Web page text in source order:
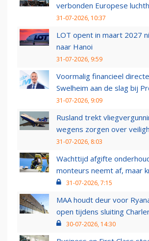
verbonden Europese
31-07-2026, 10:37
LOT opent in maart 2027
naar Hanoi
31-07-2026, 9:59
Voormalig financieel
Swelheim aan de slag bij
31-07-2026, 9:09
Rusland trekt
wegens zorgen over
31-07-2026, 8:03
Wachttijd afgifte
monteurs neemt af, maar
31-07-2026, 7:15
MAA houdt deur voor
open tijdens sluiting
30-07-2026, 14:30